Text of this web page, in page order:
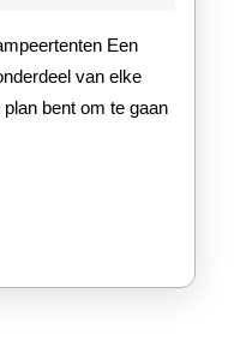
voor
Jouw
van elke
bent om te gaan